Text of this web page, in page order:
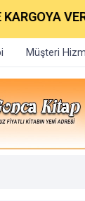
Müşteri